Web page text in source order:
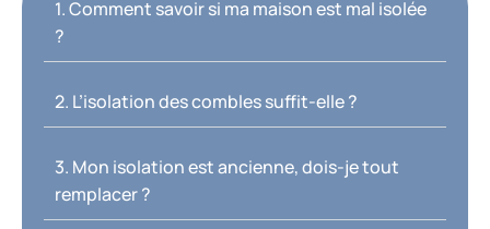
1. Comment savoir si ma maison est mal isolée
?
2. L’isolation des combles suffit-elle ?
3. Mon isolation est ancienne, dois-je tout
remplacer ?